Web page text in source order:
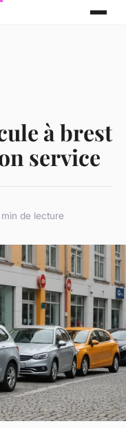
à brest
service
de lecture